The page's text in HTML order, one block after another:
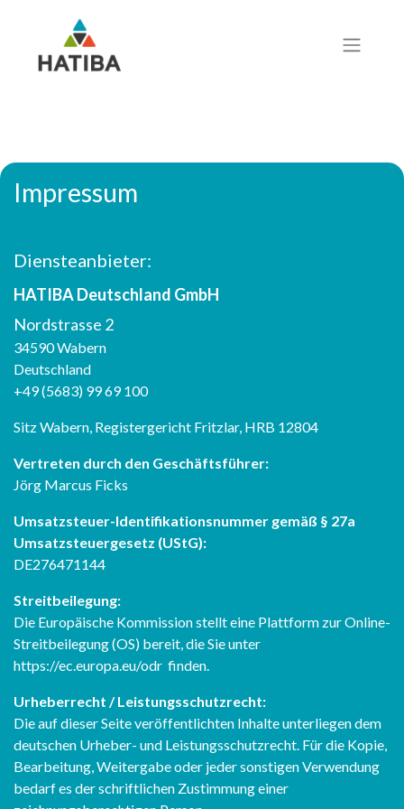
Impressum
Diensteanbieter:
HATIBA Deutschland GmbH
Nordstrasse 2
34590 Wabern
Deutschland
+49 (5683) 99 69 100
Sitz Wabern, Registergericht Fritzlar, HRB 12804
Vertreten durch den Geschäftsführer:
Jörg Marcus Ficks
Umsatzsteuer-Identifikationsnummer gemäß § 27a
Umsatzsteuergesetz (UStG):
DE276471144
Streitbeilegung:
Die Europäische Kommission stellt eine Plattform zur Online-
Streitbeilegung (OS) bereit, die Sie unter
https://ec.europa.eu/odr finden.
Urheberrecht / Leistungsschutzrecht:
Die auf dieser Seite veröffentlichten Inhalte unterliegen dem
deutschen Urheber- und Leistungsschutzrecht. Für die Kopie,
Bearbeitung, Weitergabe oder jeder sonstigen Verwendung
bedarf es der schriftlichen Zustimmung einer